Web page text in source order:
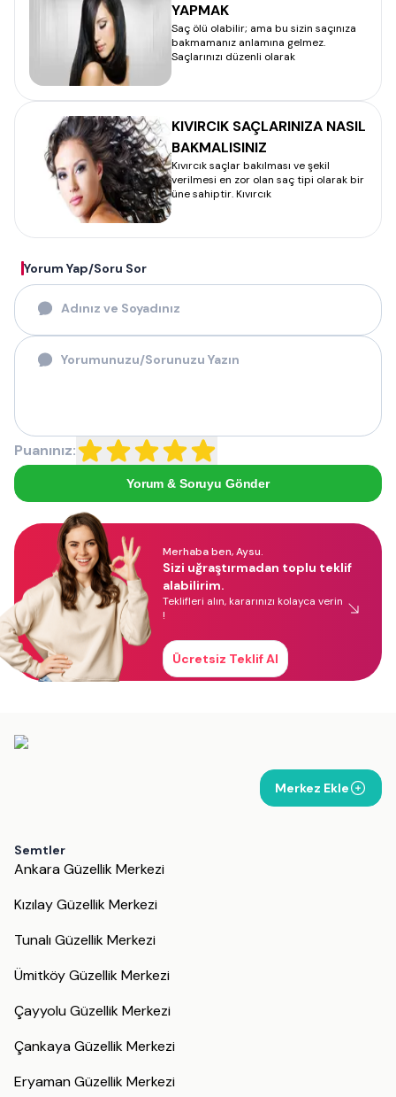
YAPMAK
Saç ölü olabilir; ama bu sizin saçınıza
bakmamanız anlamına gelmez.
Saçlarınızı düzenli olarak
KIVIRCIK SAÇLARINIZA NASIL
BAKMALISINIZ
Kıvırcık saçlar bakılması ve şekil
verilmesi en zor olan saç tipi olarak bir
üne sahiptir. Kıvırcık
Yorum Yap/Soru Sor
Puanınız:
Yorum & Soruyu Gönder
Merhaba ben, Aysu.
Sizi uğraştırmadan toplu teklif
alabilirim.
Teklifleri alın, kararınızı kolayca verin
!
Ücretsiz Teklif Al
Merkez Ekle
Semtler
Ankara Güzellik Merkezi
Kızılay Güzellik Merkezi
Tunalı Güzellik Merkezi
Ümitköy Güzellik Merkezi
Çayyolu Güzellik Merkezi
Çankaya Güzellik Merkezi
Eryaman Güzellik Merkezi